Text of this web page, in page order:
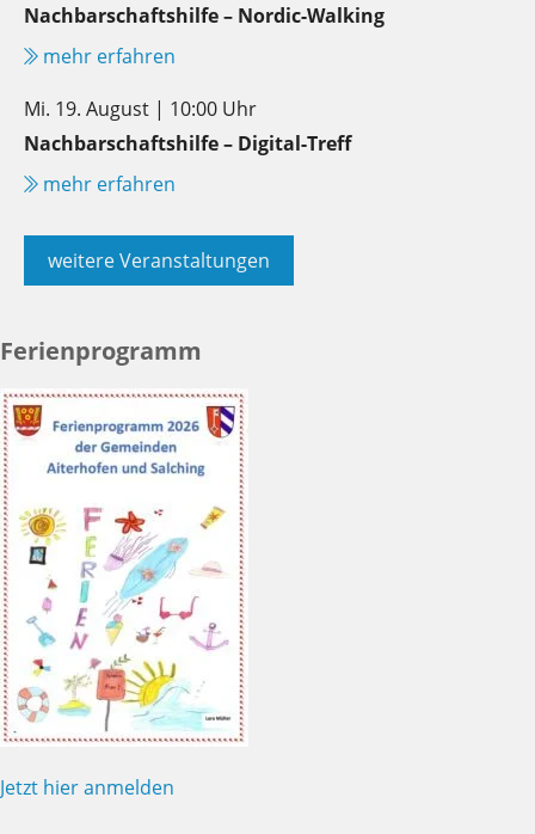
Nachbarschaftshilfe – Nordic-Walking
mehr erfahren
Mi. 19. August | 10:00 Uhr
Nachbarschaftshilfe – Digital-Treff
mehr erfahren
weitere Veranstaltungen
Ferienprogramm
Jetzt hier anmelden